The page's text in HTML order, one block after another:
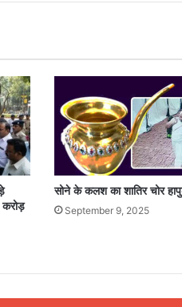
सोने के कलश का शातिर चोर
September 9, 2025